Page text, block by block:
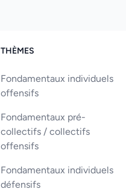
THÈMES
Fondamentaux individuels
offensifs
Fondamentaux pré-
collectifs / collectifs
offensifs
Fondamentaux individuels
défensifs